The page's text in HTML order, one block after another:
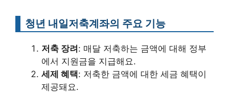
청년 내일저축계좌의 주요 기능
저축 장려 : 매달 저축하는 금액에 대해 정부
에서 지원금을 지급해요.
세제 혜택: 저축한 금액에 대한 세금 혜택이
제공돼요.